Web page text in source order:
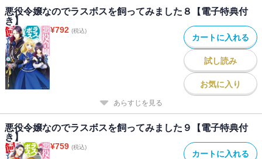
悪役令嬢なのでラスボスを飼ってみました８【電子特典付
き】
¥792 (税込)
カートに入れる
試し読み
お気に入り
あらすじを見る
悪役令嬢なのでラスボスを飼ってみました９【電子特典付
き】
¥759 (税込)
カートに入れる